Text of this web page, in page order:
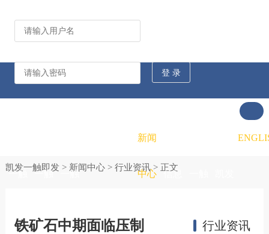
一触 一触 一触
新闻
中心 信息
凯发一触即发> 新闻中心> 行业资讯> 正文
铁矿石中期面临压制 行业资讯